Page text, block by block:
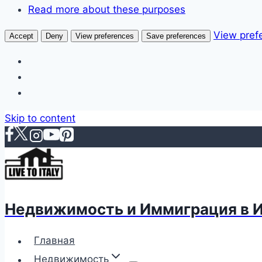
Read more about these purposes
Accept Deny View preferences Save preferences View
Skip to content
Недвижимость и Иммиграция в
Главная
Недвижимость